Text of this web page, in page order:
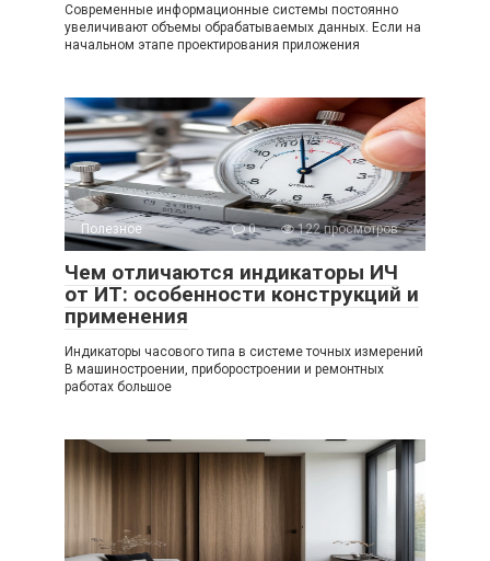
Современные информационные системы постоянно
увеличивают объемы обрабатываемых данных. Если на
начальном этапе проектирования приложения
Полезное 0 122 просмотров
Чем отличаются индикаторы ИЧ
от ИТ: особенности конструкций и
применения
Индикаторы часового типа в системе точных измерений
В машиностроении, приборостроении и ремонтных
работах большое